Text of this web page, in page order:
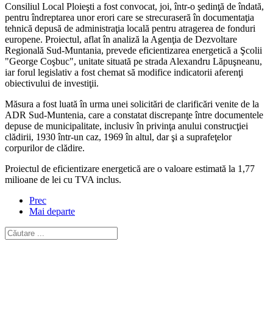
Consiliul Local Ploieşti a fost convocat, joi, într-o şedinţă de îndată,
pentru îndreptarea unor erori care se strecuraseră în documentaţia
tehnică depusă de administraţia locală pentru atragerea de fonduri
europene. Proiectul, aflat în analiză la Agenţia de Dezvoltare
Regională Sud-Muntania, prevede eficientizarea energetică a Şcolii
"George Coşbuc", unitate situată pe strada Alexandru Lăpuşneanu,
iar forul legislativ a fost chemat să modifice indicatorii aferenţi
obiectivului de investiţii.
Măsura a fost luată în urma unei solicitări de clarificări venite de la
ADR Sud-Muntenia, care a constatat discrepanţe între documentele
depuse de municipalitate, inclusiv în privinţa anului construcţiei
clădirii, 1930 într-un caz, 1969 în altul, dar şi a suprafeţelor
corpurilor de clădire.
Proiectul de eficientizare energetică are o valoare estimată la 1,77
milioane de lei cu TVA inclus.
Prec
Mai departe